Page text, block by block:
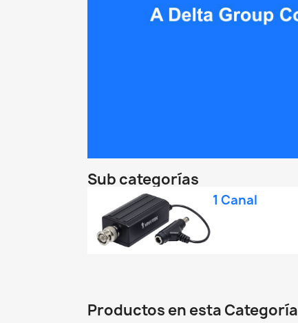
Sub categorías
1 Canal
Productos en esta Categoría